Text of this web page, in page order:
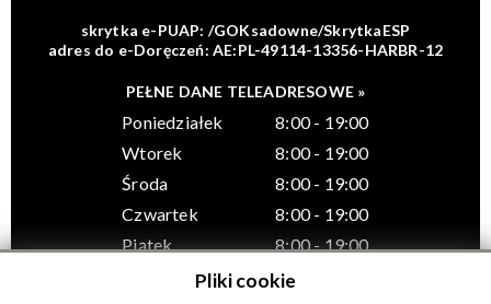
skrytka e-PUAP: /GOKsadowne/SkrytkaESP
adres do e-Doręczeń: AE:PL-49114-13356-HARBR-12
PEŁNE DANE TELEADRESOWE »
Poniedziałek
8:00 - 19:00
Wtorek
8:00 - 19:00
Środa
8:00 - 19:00
Czwartek
8:00 - 19:00
Piątek
8:00 - 19:00
Pliki cookie